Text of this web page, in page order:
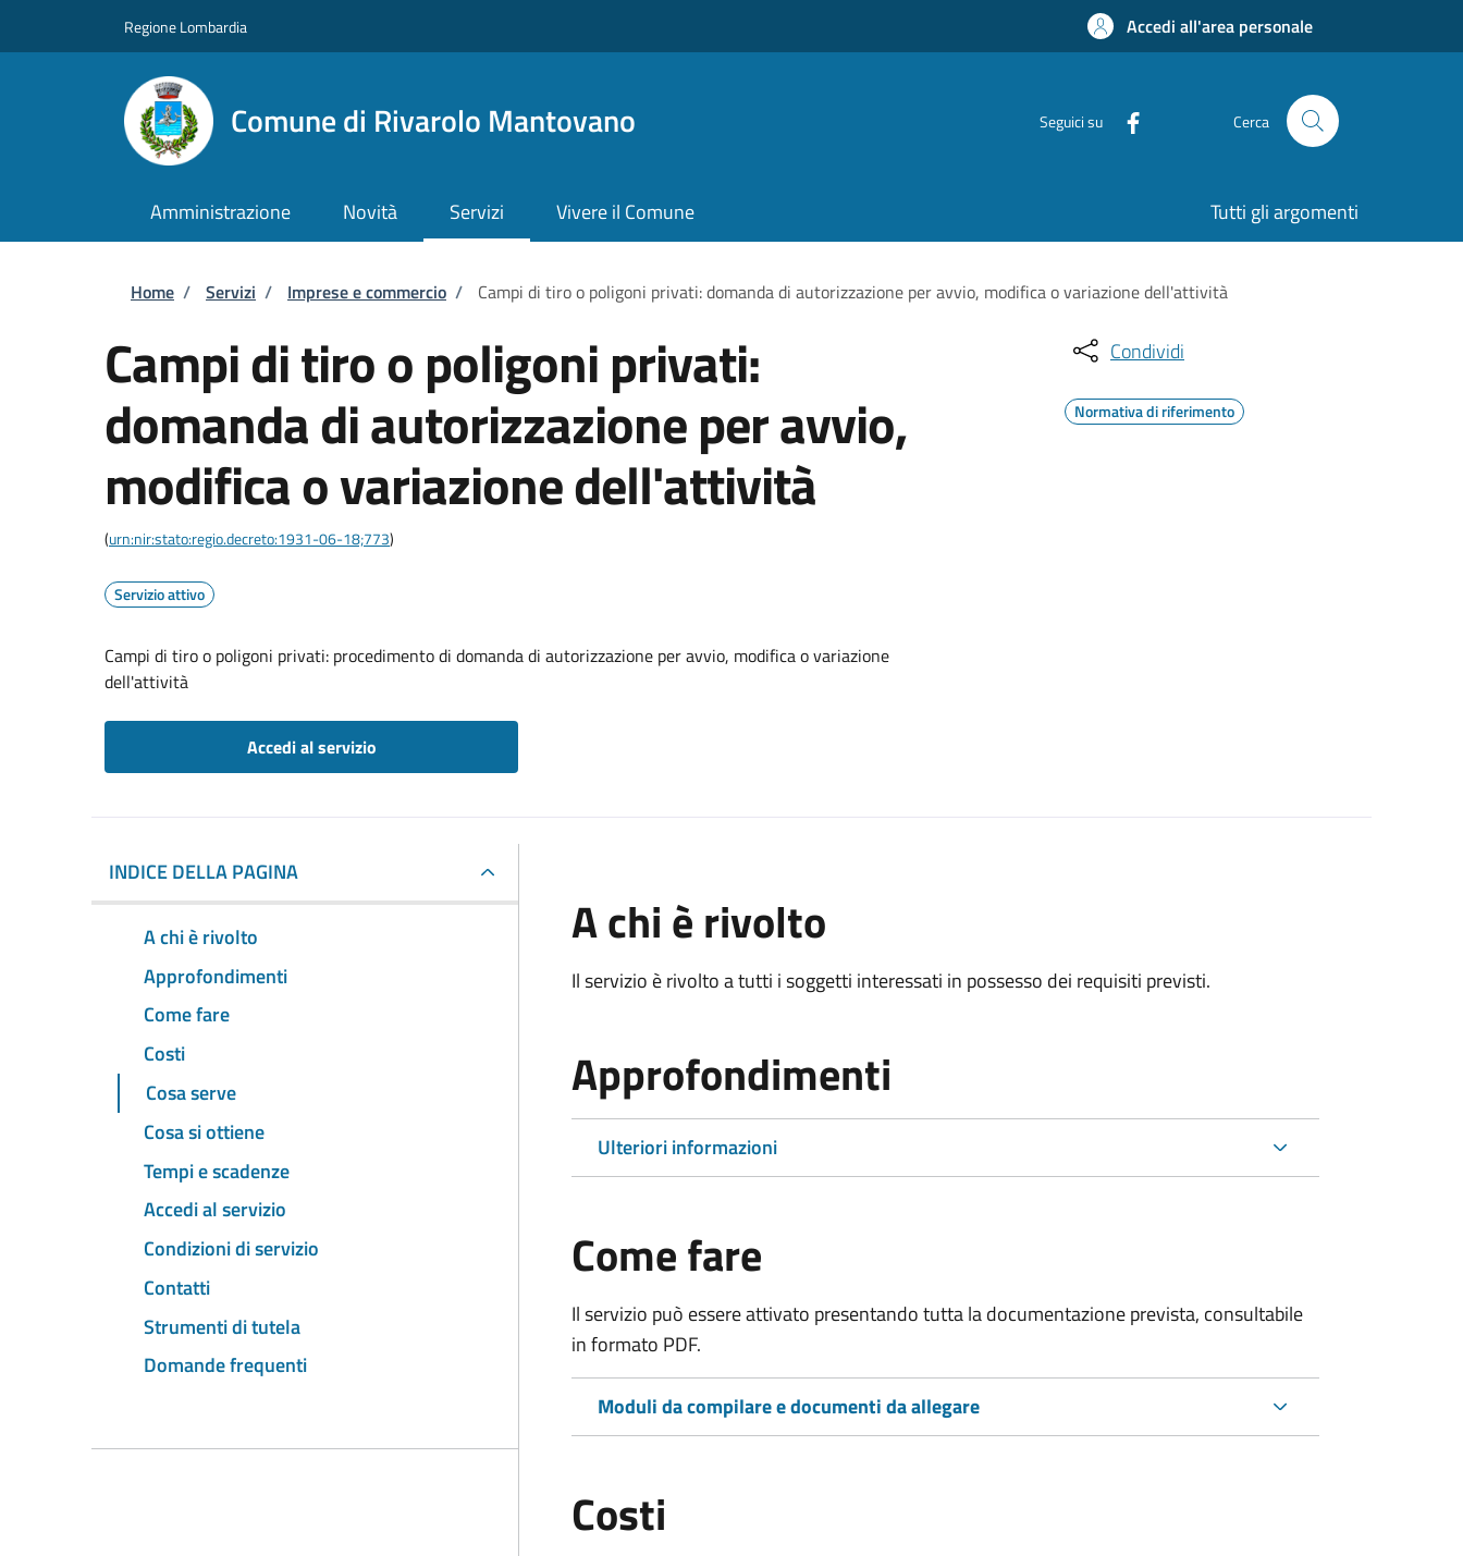
Regione Lombardia Accedi all'area personale
Comune di Rivarolo Mantovano Seguici su Cerca
Amministrazione Novità Servizi Vivere il Comune Tutti gli argomenti
Briciole di pane
Home / Servizi / Imprese e commercio / Campi di tiro o poligoni privati: domanda di autorizzazione per avvio, modifica o variazione dell'attività
Campi di tiro o poligoni privati:
domanda di autorizzazione per avvio,
modifica o variazione dell'attività
(urn:nir:stato:regio.decreto:1931-06-18;773)
Servizio attivo
Campi di tiro o poligoni privati: procedimento di domanda di autorizzazione per avvio, modifica o variazione
dell'attività
Accedi al servizio
Condividi
Normativa di riferimento
INDICE DELLA PAGINA
A chi è rivolto
Approfondimenti
Come fare
Costi
Cosa serve
Cosa si ottiene
Tempi e scadenze
Accedi al servizio
Condizioni di servizio
Contatti
Strumenti di tutela
Domande frequenti
A chi è rivolto
Il servizio è rivolto a tutti i soggetti interessati in possesso dei requisiti previsti.
Approfondimenti
Ulteriori informazioni
Come fare
Il servizio può essere attivato presentando tutta la documentazione prevista, consultabile
in formato PDF.
Moduli da compilare e documenti da allegare
Costi